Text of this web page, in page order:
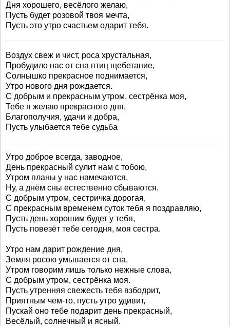
Дня хорошего, весёлого желаю,
Пусть будет розовой твоя мечта,
Пусть это утро счастьем одарит тебя.
Воздух свеж и чист, роса хрустальная,
Пробудило нас от сна птиц щебетание,
Солнышко прекрасное поднимается,
Утро нового дня рождается.
С добрым и прекрасным утром, сестрёнка моя,
Тебе я желаю прекрасного дня,
Благополучия, удачи и добра,
Пусть улыбается тебе судьба
Утро доброе всегда, заводное,
День прекрасный сулит нам с тобою,
Утром планы у нас намечаются,
Ну, а днём сны естественно сбываются.
С добрым утром, сестричка дорогая,
С прекрасным временем суток тебя я поздравляю,
Пусть день хорошим будет у тебя,
Пусть повезёт тебе сегодня, моя сестра.
Утро нам дарит рождение дня,
Земля росою умывается от сна,
Утром говорим лишь только нежные слова,
С добрым утром, сестрёнка моя.
Пусть утренняя свежесть тебя взбодрит,
Приятным чем-то, пусть утро удивит,
Пускай оно тебе подарит день прекрасный,
Весёлый, солнечный и ясный.